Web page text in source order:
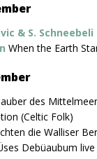
& S. Schneebeli
When the Earth
des
(Celtic Folk)
die Walliser
Debüaubum